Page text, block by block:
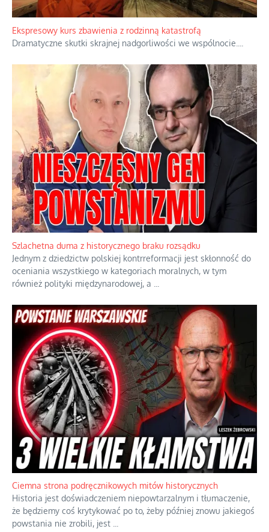
Ekspresowy kurs zbawienia z rodzinną katastrofą
Dramatyczne skutki skrajnej nadgorliwości we wspólnocie.
Szlachetna duma z historycznego braku rozsądku
Jednym z dziedzictw polskiej kontrreformacji jest skłonność do
oceniania wszystkiego w kategoriach moralnych, w tym
również polityki międzynarodowej, a
Ciemna strona podręcznikowych mitów historycznych
Historia jest doświadczeniem niepowtarzalnym i tłumaczenie,
że będziemy coś krytykować po to, żeby później znowu jakiegoś
powstania nie zrobili, jest